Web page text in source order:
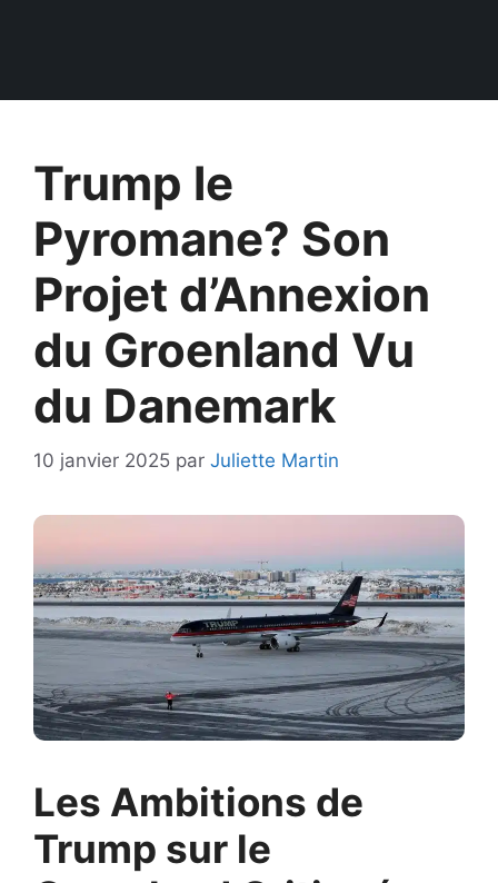
Trump le
Pyromane? Son
Projet d’Annexion
du Groenland Vu
du Danemark
10 janvier 2025 par Juliette Martin
Les Ambitions de
Trump sur le